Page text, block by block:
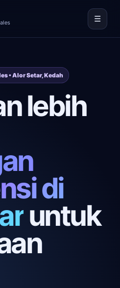
☰
• Alor Setar, Kedah
lebih
di
untuk